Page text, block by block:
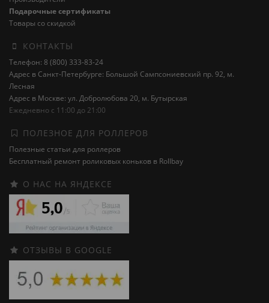
Подарочные сертификаты
Товары со скидкой
КОНТАКТЫ
Телефон: 8 (800) 333-83-24
Адрес в Санкт-Петербурге: Большой Сампсониевский пр. 92, м.
Лесная
Адрес в Москве: ул. Добролюбова 20, м. Бутырская
Ежедневно с 11:00 до 21:00
ПОЛЕЗНОЕ ДЛЯ РОЛЛЕРОВ
Полезные статьи для роллеров
Бесплатный ремонт роликовых коньков в Rollbay
О НАС НА ЯНДЕКСЕ
ОТЗЫВЫ В GOOGLE